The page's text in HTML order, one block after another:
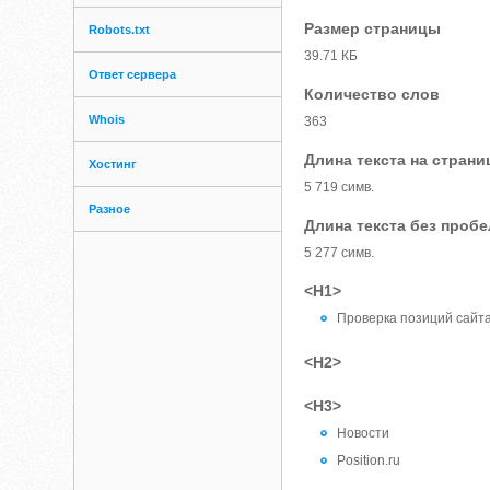
Robots.txt
Ответ сервера
Whois
Хостинг
Разное
Размер страницы
39.71 КБ
Количество слов
363
Длина текста на
5 719 симв.
Длина текста без
5 277 симв.
<H1>
Проверка позиций
<H2>
<H3>
Новости
Position.ru